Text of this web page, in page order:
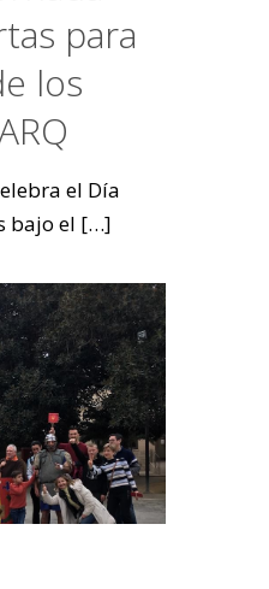
para
los
el Día
bajo el […]